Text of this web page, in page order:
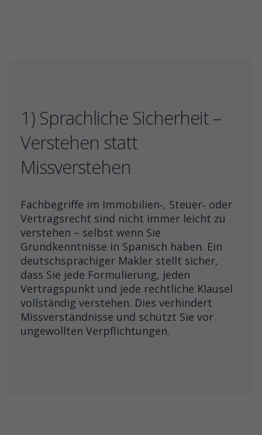
1) Sprachliche Sicherheit –
Verstehen statt
Missverstehen
Fachbegriffe im Immobilien‑, Steuer‑ oder
Vertragsrecht sind nicht immer leicht zu
verstehen – selbst wenn Sie
Grundkenntnisse in Spanisch haben. Ein
deutschsprachiger Makler stellt sicher,
dass Sie jede Formulierung, jeden
Vertragspunkt und jede rechtliche Klausel
vollständig verstehen. Dies verhindert
Missverständnisse und schützt Sie vor
ungewollten Verpflichtungen.